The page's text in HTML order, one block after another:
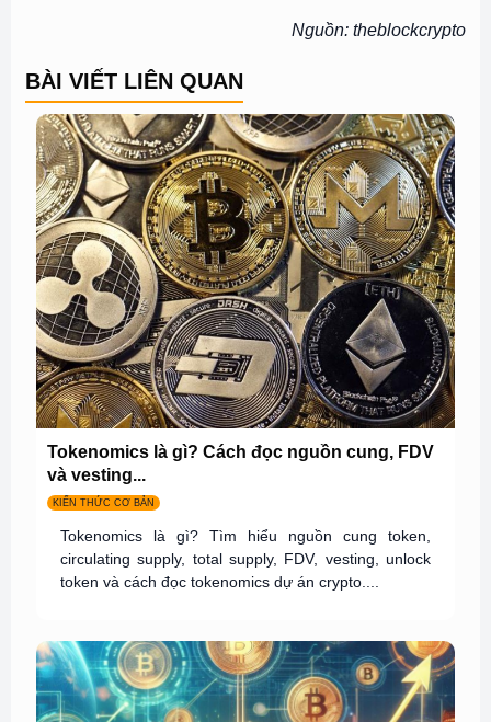
Nguồn: theblockcrypto
BÀI VIẾT LIÊN QUAN
Tokenomics là gì? Cách đọc nguồn cung, FDV
và vesting...
KIẾN THỨC CƠ BẢN
Tokenomics là gì? Tìm hiểu nguồn cung token,
circulating supply, total supply, FDV, vesting, unlock
token và cách đọc tokenomics dự án crypto....